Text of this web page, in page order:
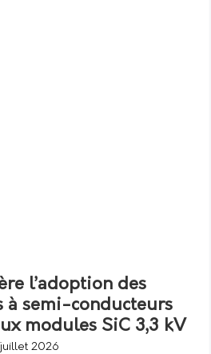
l’adoption des
à semi-conducteurs
modules SiC 3,3 kV
2026